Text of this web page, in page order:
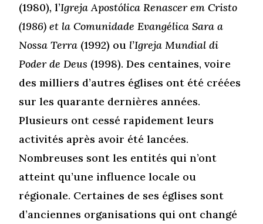
(1980),l’Igreja Apostólica Renascer em Cristo
(1986) et la Comunidade Evangélica Sara a
Nossa Terra (1992) ou l’Igreja Mundial di
Poder de Deus (1998). Des centaines, voire
des milliers d’autres églises ont été créées
sur les quarante dernières années.
Plusieurs ont cessé rapidement leurs
activités après avoir été lancées.
Nombreuses sont les entités qui n’ont
atteint qu’une influence locale ou
régionale. Certaines de ses églises sont
d’anciennes organisations qui ont changé